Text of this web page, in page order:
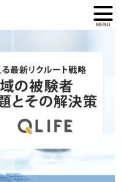
MENU
への鍵を握る
～オンコロ
クルートメ
解決策～